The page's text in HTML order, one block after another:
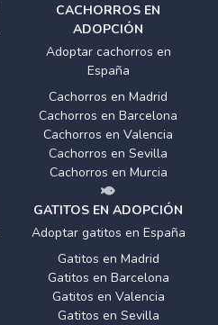
CACHORROS EN
ADOPCIÓN
Adoptar cachorros en
España
Cachorros en Madrid
Cachorros en Barcelona
Cachorros en Valencia
Cachorros en Sevilla
Cachorros en Murcia
GATITOS EN ADOPCIÓN
Adoptar gatitos en España
Gatitos en Madrid
Gatitos en Barcelona
Gatitos en Valencia
Gatitos en Sevilla